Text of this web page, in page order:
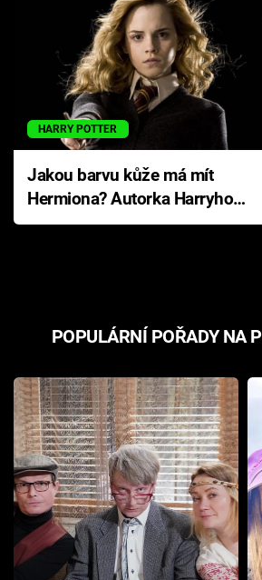
HARRY POTTER
Jakou barvu kůže má mít
Hermiona? Autorka Harryho
Pottera přišla s ráznou
POPULÁRNÍ POŘADY NA